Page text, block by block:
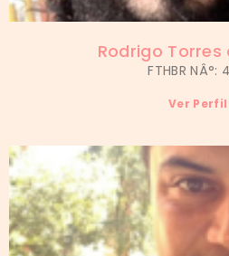
Rodrigo Torres
FTHBR NÂ°:
Ver Perfil